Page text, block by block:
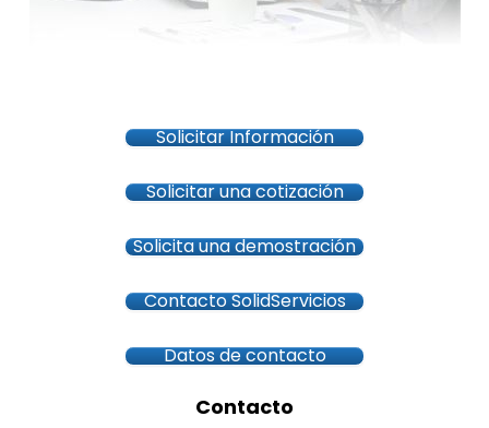
Solicitar Información
Solicitar una cotización
Solicita una demostración
Contacto SolidServicios
Datos de contacto
Contacto